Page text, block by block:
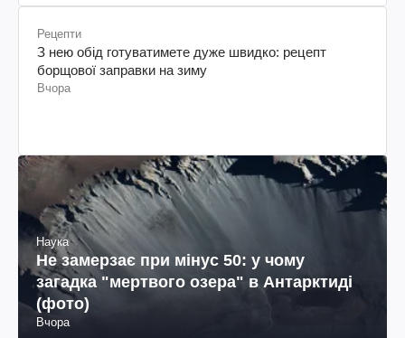
Рецепти
З нею обід готуватимете дуже швидко: рецепт
борщової заправки на зиму
Вчора
Наука
Не замерзає при мінус 50: у чому
загадка "мертвого озера" в Антарктиді
(фото)
Вчора